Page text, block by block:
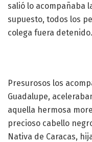
salió lo acompañaba
supuesto, todos los
colega fuera detenido.
Presurosos los
Guadalupe,
aquella hermosa
precioso cabello
Nativa de Caracas,